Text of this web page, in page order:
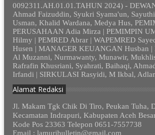
0092311.AH.01.01.TAHUN 2024) -
Ahmad Faizuddin, Syukri Syama'un,
Usman, Khalid Wardana, Medya Hus,
PERUSAHAAN Adia Mirza | PEMIMPIN
Hilmy | PEMRED Abrar | WAPEMRED
Husen | MANAGER KEUANGAN Husban
Al Muzanni, Nurmawanty, Munawir,
Rafrafin Khusriani, Syahrati, Baihaqi,
Irfandi | SIRKULASI Rasyidi, M Ikbal,
Alamat Redaksi
Jl. Makam Tgk Chik Di Tiro, Peukan Tuha,
Kecamatan Indrapuri, Kabupaten Aceh
Kode Pos 23363 Telepon 0651-7557738
Email : lamuribulletin@gmail.com